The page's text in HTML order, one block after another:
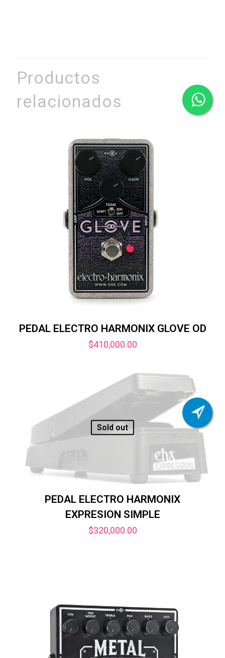
Productos
relacionados
PEDAL ELECTRO HARMONIX GLOVE OD
$410,000.00
Sold out
PEDAL ELECTRO HARMONIX
EXPRESION SIMPLE
$320,000.00